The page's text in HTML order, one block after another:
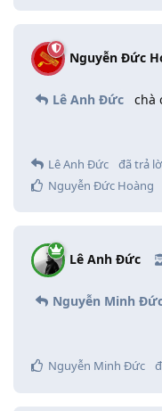
Nguyễn Đức
Lê Anh Đức chà
Lê Anh Đức
đã trả
Nguyễn Đức Hoàng
Lê Anh Đức
Nguyễn Minh
Nguyễn Minh Đức